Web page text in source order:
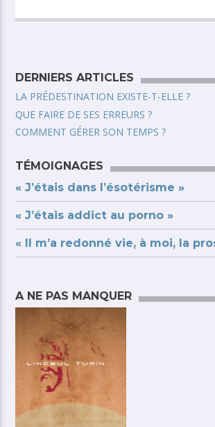
DERNIERS ARTICLES
LA PRÉDESTINATION EXISTE-T-ELLE ?
QUE FAIRE DE SES ERREURS ?
COMMENT GÉRER SON TEMPS ?
TÉMOIGNAGES
« J’étais dans l’ésotérisme »
« J’étais addict au porno »
« Il m’a redonné vie, à moi, la
A NE PAS MANQUER